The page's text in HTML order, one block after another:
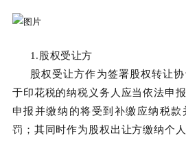
1.股权受让方
股权受让方作为签署股权转让
于印花税的纳税义务人应当依法申
申报并缴纳的将受到补缴应纳税
罚；其同时作为股权出让方缴纳个